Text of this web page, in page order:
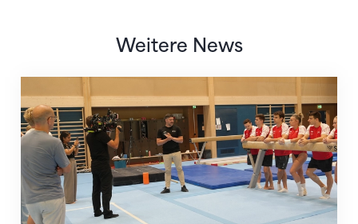
Weitere News
Mit klaren Zielen nach Zagreb